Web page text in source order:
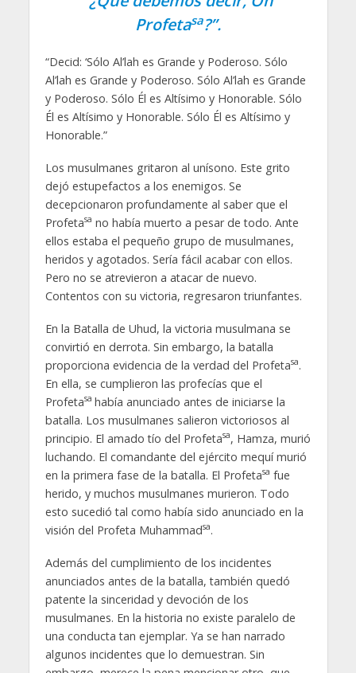
Profetasa?”.
“Decid: ‘Sólo Al’lah es Grande y Poderoso. Sólo
Al’lah es Grande y Poderoso. Sólo Al’lah es Grande
y Poderoso. Sólo Él es Altísimo y Honorable. Sólo
Él es Altísimo y Honorable. Sólo Él es Altísimo y
Honorable.”
Los musulmanes gritaron al unísono. Este grito
dejó estupefactos a los enemigos. Se
decepcionaron profundamente al saber que el
Profetasa no había muerto a pesar de todo. Ante
ellos estaba el pequeño grupo de musulmanes,
heridos y agotados. Sería fácil acabar con ellos.
Pero no se atrevieron a atacar de nuevo.
Contentos con su victoria, regresaron triunfantes.
En la Batalla de Uhud, la victoria musulmana se
convirtió en derrota. Sin embargo, la batalla
proporciona evidencia de la verdad del Profetasa.
En ella, se cumplieron las profecías que el
Profetasa había anunciado antes de iniciarse la
batalla. Los musulmanes salieron victoriosos al
principio. El amado tío del Profetasa, Hamza, murió
luchando. El comandante del ejército mequí murió
en la primera fase de la batalla. El Profetasa fue
herido, y muchos musulmanes murieron. Todo
esto sucedió tal como había sido anunciado en la
visión del Profeta Muhammadsa.
Además del cumplimiento de los incidentes
anunciados antes de la batalla, también quedó
patente la sinceridad y devoción de los
musulmanes. En la historia no existe paralelo de
una conducta tan ejemplar. Ya se han narrado
algunos incidentes que lo demuestran. Sin